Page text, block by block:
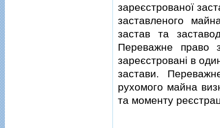
зареєстрованої
заставленого
застав та
Переважне право
зареєстрованi в
застави.
рухомого майна
та моменту